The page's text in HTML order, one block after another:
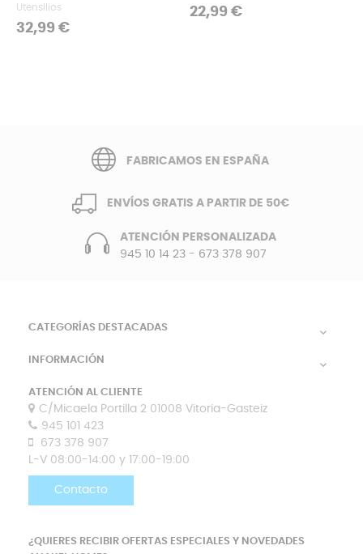
Utensilios
Precio
32,99 €
Precio
22,99 €
FABRICAMOS EN ESPAÑA
ENVÍOS GRATIS A PARTIR DE 50€
ATENCIÓN PERSONALIZADA
945 10 14 23- 673 378 907
CATEGORÍAS DESTACADAS 
INFORMACIÓN 
ATENCIÓN AL CLIENTE
C/Micaela Portilla 2 01008 Vitoria-Gasteiz
945 101 423
673 378 907
L-V 08:00-14:00 y 17:00-19:00
Contacto
¿QUIERES RECIBIR OFERTAS ESPECIALES Y NOVEDADES